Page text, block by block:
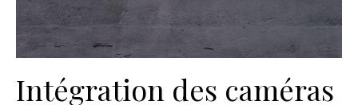
Intégration des caméras